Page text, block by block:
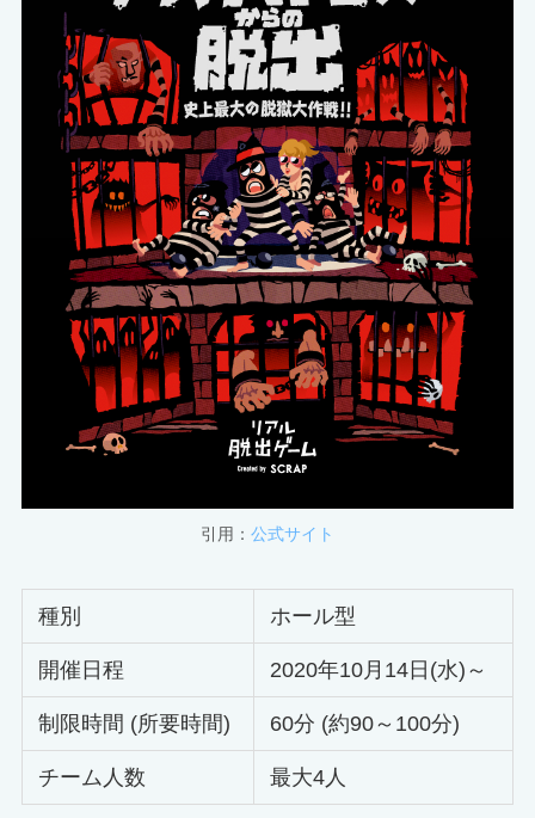
引用： 公式サイト
種別 ホール型
開催日程 2020年10月14日(水)～
制限時間 (所要時間) 60分 (約90～100分)
チーム人数 最大4人